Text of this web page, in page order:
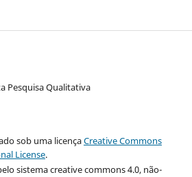
Pesquisa Qualitativa
sob uma licençaCreative Commons
License.
sistema creative commons 4.0, não-